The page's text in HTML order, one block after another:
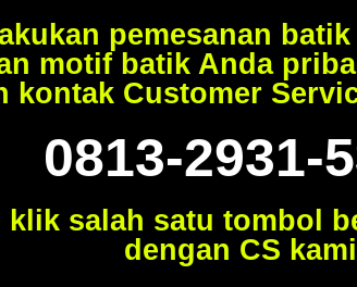
pemesanan
motif batik Anda
kontak Customer
0813-2931-
klik salah satu tombol
dengan CS